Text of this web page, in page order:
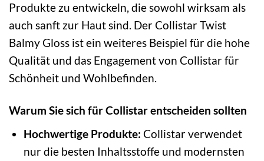
Produkte zu entwickeln, die sowohl wirksam als
auch sanft zur Haut sind. Der Collistar Twist
Balmy Gloss ist ein weiteres Beispiel für die hohe
Qualität und das Engagement von Collistar für
Schönheit und Wohlbefinden.
Warum Sie sich für Collistar entscheiden sollten
Hochwertige Produkte: Collistar verwendet
nur die besten Inhaltsstoffe und modernsten